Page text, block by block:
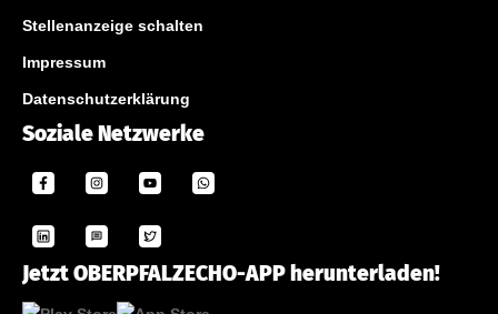
Stellenanzeige schalten
Impressum
Datenschutzerklärung
Soziale Netzwerke
Jetzt OBERPFALZECHO-APP herunterladen!